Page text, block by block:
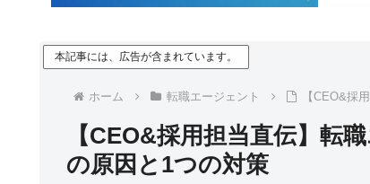
本記事には、広告が含まれています。
ホーム 転職エージェント 【CEO&採
【CEO&採用担当直伝】転
の原因と1つの対策